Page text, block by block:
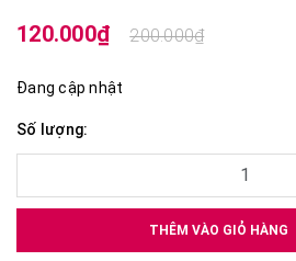
120.000₫ 200.000₫
Đang cập nhật
Số lượng:
THÊM VÀO GIỎ HÀNG